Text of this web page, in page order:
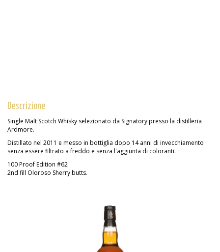
Descrizione
Single Malt Scotch Whisky selezionato da Signatory presso la distilleria
Ardmore.
Distillato nel 2011 e messo in bottiglia dopo 14 anni di invecchiamento
senza essere filtrato a freddo e senza l'aggiunta di coloranti.
100 Proof Edition #62
2nd fill Oloroso Sherry butts.